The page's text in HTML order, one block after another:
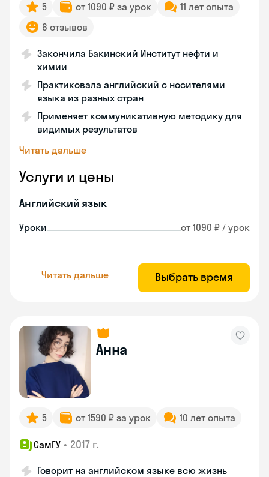
5 от 1090 ₽ за урок
11 лет опыта
6 отзывов
Закончила Бакинский Институт нефти и
химии
Практиковала английский с носителями
языка из разных стран
Применяет коммуникативную методику для
видимых результатов
Читать дальше
Услуги и цены
Английский язык
Уроки от 1090 ₽ / урок
Читать дальше Выбрать время
Анна
5 от 1590 ₽ за урок 10 лет опыта
СамГУ • 2017 г.
Говорит на английском языке всю жизнь